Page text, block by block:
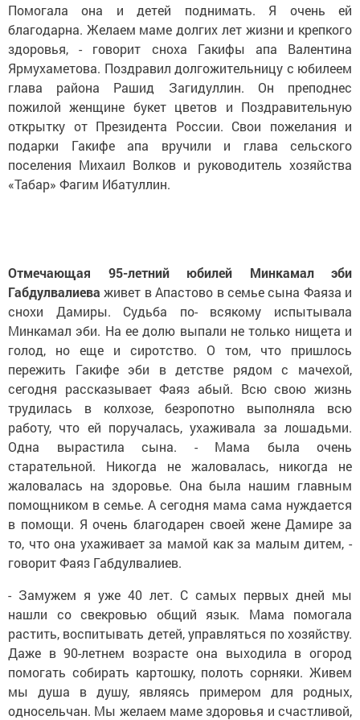
Помогала она и детей поднимать. Я очень ей
благодарна. Желаем маме долгих лет жизни и крепкого
здоровья, - говорит сноха Гакифы апа Валентина
Ярмухаметова. Поздравил долгожительницу с юбилеем
глава района Рашид Загидуллин. Он преподнес
пожилой женщине букет цветов и Поздравительную
открытку от Президента России. Свои пожелания и
подарки Гакифе апа вручили и глава сельского
поселения Михаил Волков и руководитель хозяйства
«Табар» Фагим Ибатуллин.
Отмечающая 95-летний юбилей Минкамал эби
Габдулвалиева живет в Апастово в семье сына Фаяза и
снохи Дамиры. Судьба по- всякому испытывала
Минкамал эби. На ее долю выпали не только нищета и
голод, но еще и сиротство. О том, что пришлось
пережить Гакифе эби в детстве рядом с мачехой,
сегодня рассказывает Фаяз абый. Всю свою жизнь
трудилась в колхозе, безропотно выполняла всю
работу, что ей поручалась, ухаживала за лошадьми.
Одна вырастила сына. - Мама была очень
старательной. Никогда не жаловалась, никогда не
жаловалась на здоровье. Она была нашим главным
помощником в семье. А сегодня мама сама нуждается
в помощи. Я очень благодарен своей жене Дамире за
то, что она ухаживает за мамой как за малым дитем, -
говорит Фаяз Габдулвалиев.
- Замужем я уже 40 лет. С самых первых дней мы
нашли со свекровью общий язык. Мама помогала
растить, воспитывать детей, управляться по хозяйству.
Даже в 90-летнем возрасте она выходила в огород
помогать собирать картошку, полоть сорняки. Живем
мы душа в душу, являясь примером для родных,
односельчан. Мы желаем маме здоровья и счастливой,